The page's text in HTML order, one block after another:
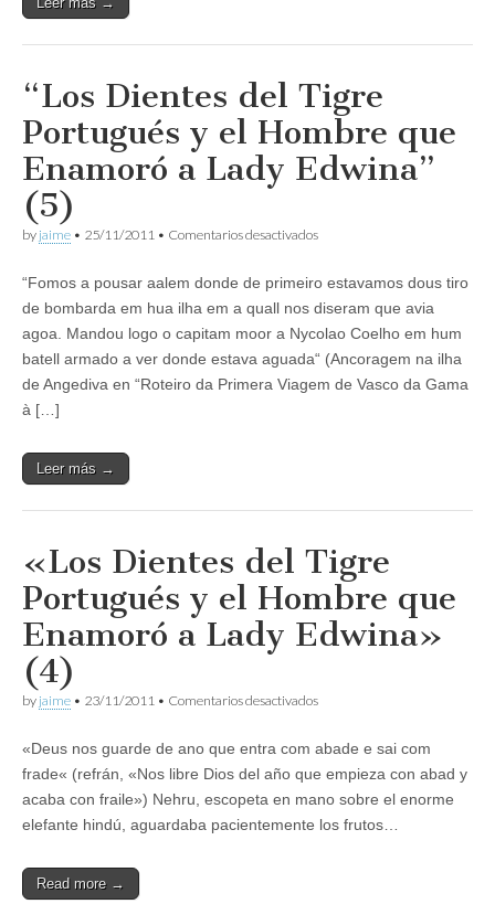
“Los Dientes del Tigre
Portugués y el Hombre que
Enamoró a Lady Edwina”
(5)
by jaime • 25/11/2011 • Comentarios desactivadosen
del
Tigre
y
el
que
“Fomos a pousar aalem donde de primeiro estavamos dous tiro
de bombarda em hua ilha em a quall nos diseram que avia
agoa. Mandou logo o capitam moor a Nycolao Coelho em hum
batell armado a ver donde estava aguada“ (Ancoragem na ilha
de Angediva en “Roteiro da Primera Viagem de Vasco da Gama
à […]
Leer más →
«Los Dientes del Tigre
Portugués y el Hombre que
Enamoró a Lady Edwina»
(4)
by jaime • 23/11/2011 • Comentarios desactivadosen
del
Tigre
Portugués
y
el
«Deus nos guarde de ano que entra com abade e sai com
frade« (refrán, «Nos libre Dios del año que empieza con abad y
acaba con fraile») Nehru, escopeta en mano sobre el enorme
elefante hindú, aguardaba pacientemente los frutos…
Read more →